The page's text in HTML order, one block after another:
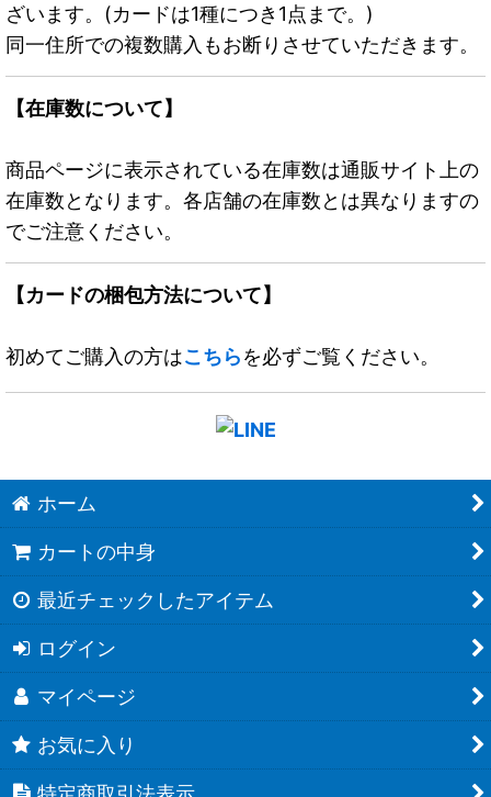
ざいます。(カードは1種につき1点まで。)
同一住所での複数購入もお断りさせていただきます。
【在庫数について】
商品ページに表示されている在庫数は通販サイト上の
在庫数となります。各店舗の在庫数とは異なりますの
でご注意ください。
【カードの梱包方法について】
初めてご購入の方はこちらを必ずご覧ください。
ホーム
カートの中身
最近チェックしたアイテム
ログイン
マイページ
お気に入り